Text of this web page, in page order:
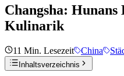
Changsha:
Kulinarik
11 Min. Lesezeit China
Inhaltsverzeichnis